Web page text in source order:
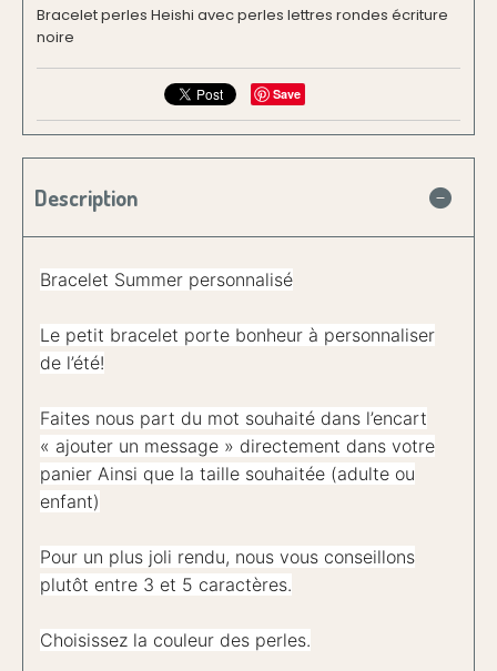
Bracelet perles Heishi avec perles lettres rondes écriture
noire
Save
Description
Bracelet Summer personnalisé
Le petit bracelet porte bonheur à personnaliser
de l’été!
Faites nous part du mot souhaité dans l’encart
« ajouter un message » directement dans votre
panier Ainsi que la taille souhaitée (adulte ou
enfant)
Pour un plus joli rendu, nous vous conseillons
plutôt entre 3 et 5 caractères.
Choisissez la couleur des perles.